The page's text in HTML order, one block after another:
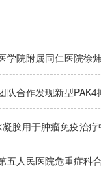
队合作发现新型PAK4
胶用于肿瘤免疫治